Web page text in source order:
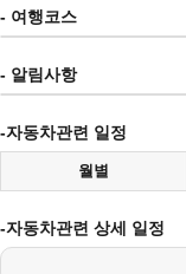
- 여행코스
- 알림사항
-자동차관련 일정
월별
-자동차관련 상세 일정